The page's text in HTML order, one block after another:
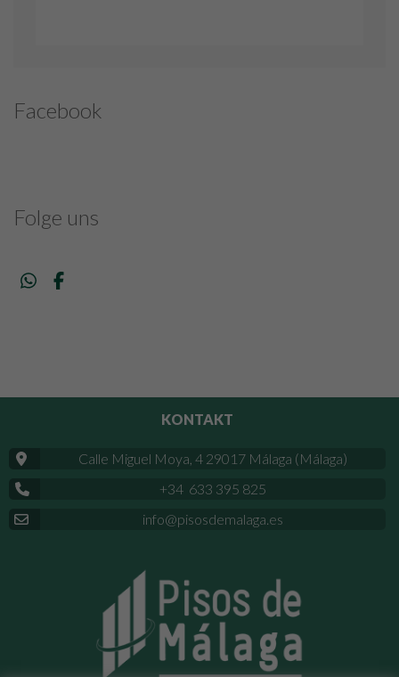
Facebook
Folge uns
KONTAKT
Calle Miguel Moya, 4 29017 Málaga (Málaga)
+34 633 395 825
info@pisosdemalaga.es